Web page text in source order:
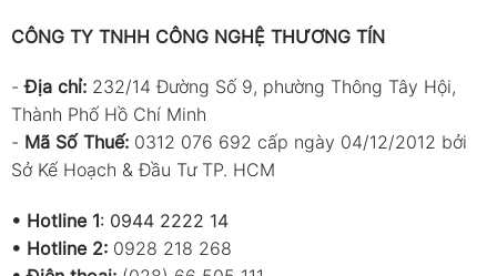
CÔNG TY TNHH CÔNG NGHỆ THƯƠNG TÍN
-Địa chỉ: 232/14 Đường Số 9, phường Thông Tây Hội,
Thành Phố Hồ Chí Minh
- Mã Số Thuế: 0312 076 692 cấp ngày 04/12/2012 bởi
Sở Kế Hoạch & Đầu Tư TP. HCM
• Hotline 1: 0944 2222 14
• Hotline 2: 0928 218 268